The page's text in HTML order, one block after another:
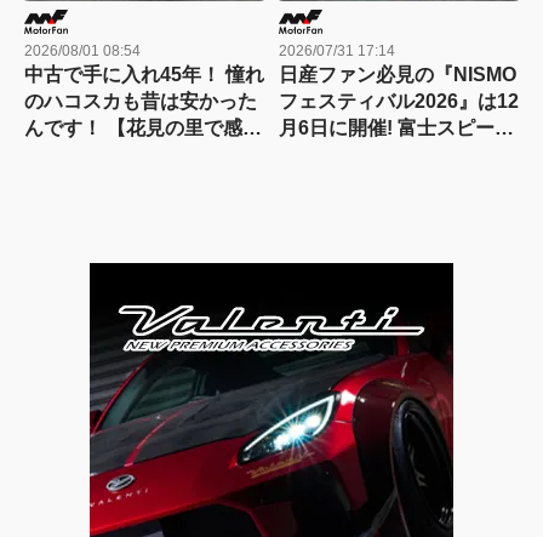
2026/08/01 08:54
中古で手に入れ45年！ 憧れ
のハコスカも昔は安かった
んです！ 【花見の里で感謝
2026/07/31 17:14
日産ファン必見の『NISMO
フェスティバル2026』は12
月6日に開催! 富士スピード